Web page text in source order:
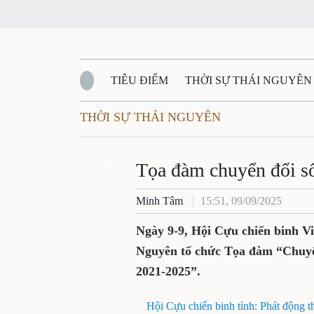
TIÊU ĐIỂM THỜI SỰ THÁI NGUYÊN
QUỐC PHÒNG - AN NINH
QUÊ HƯƠNG - ĐẤT NƯỚC QUỐC TẾ
VĂN BẢN, CHÍNH SÁCH MỚI VĂN
THỜI SỰ THÁI NGUYÊN
Tọa đàm chuyển
mới
Minh Tâm 15:51, 09/09/2025
Ngày 9-9, Hội Cựu chiến
binh tỉnh Thái Nguyên tổ